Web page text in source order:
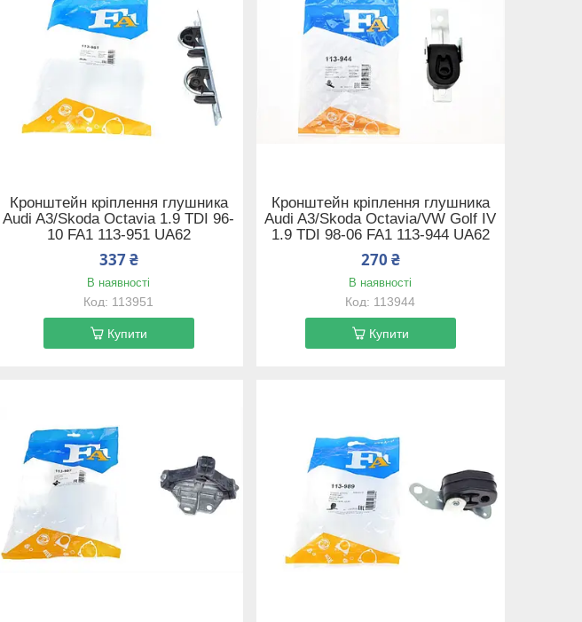
Кронштейн кріплення глушника
Audi A3/Skoda Octavia 1.9 TDI 96-
10 FA1 113-951 UA62
337 ₴
В наявності
113951
Купити
Кронштейн кріплення глушника
Audi A3/Skoda Octavia/VW Golf IV
1.9 TDI 98-06 FA1 113-944 UA62
270 ₴
В наявності
113944
Купити